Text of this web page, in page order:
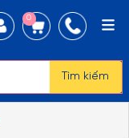
Tìm kiếm
0